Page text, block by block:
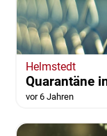
Helmstedt
Quarantäne
vor 6 Jahren